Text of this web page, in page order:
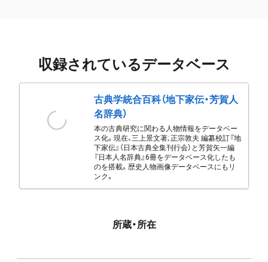
収録されているデータベース
古典学統合百科（地下家伝・芳賀人
名辞典）
本の古典研究に関わる人物情報をデータベー
ス化。現在、三上景文著; 正宗敦夫 編纂校訂『地
下家伝』（日本古典全集刊行会）と芳賀矢一編
『日本人名辞典』6冊をデータベース化したも
のを搭載。歴史人物画像データベースにもリ
ンク。
所蔵・所在